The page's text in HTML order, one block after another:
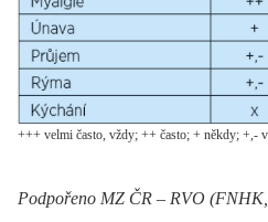
+++ velmi často, vždy; ++ často; + někdy; +,-
Podpořeno MZ ČR –⁠ RVO